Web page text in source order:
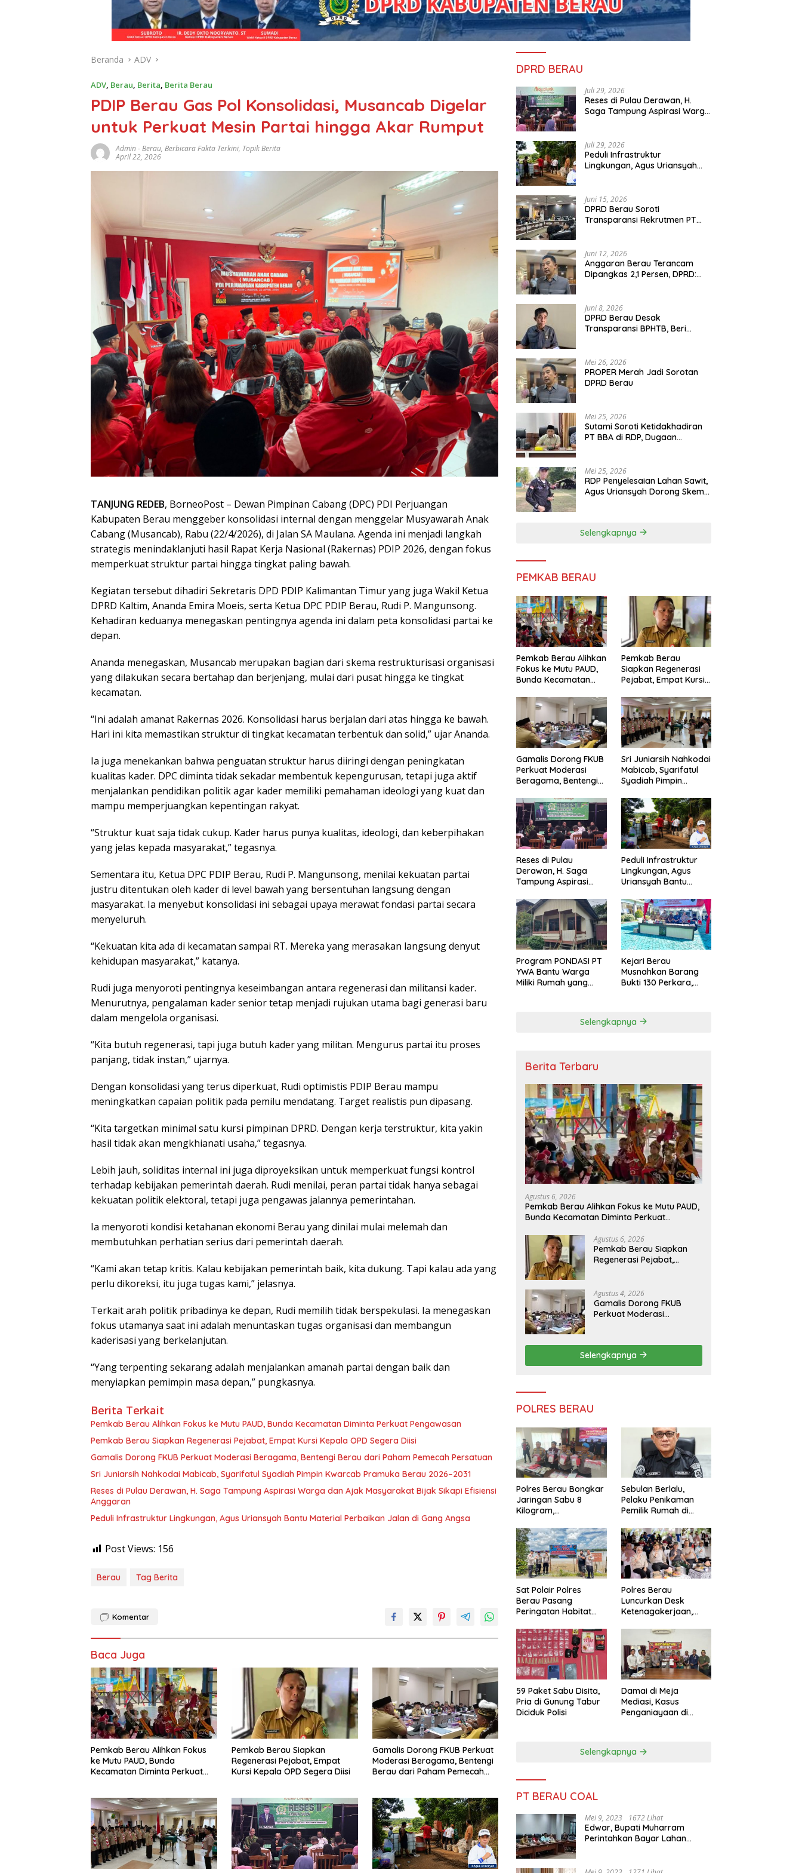
Beranda ADV
ADV, Berau, Berita, Berita Berau
PDIP Berau Gas Pol Konsolidasi, Musancab Digelar
untuk Perkuat Mesin Partai hingga Akar Rumput
Admin-Berau, Berbicara Fakta Terkini, Topik Berita
April 22, 2026
TANJUNG REDEB, BorneoPost – Dewan Pimpinan Cabang (DPC) PDI Perjuangan
Kabupaten Berau menggeber konsolidasi internal dengan menggelar Musyawarah Anak
Cabang (Musancab), Rabu (22/4/2026), di Jalan SA Maulana. Agenda ini menjadi langkah
strategis menindaklanjuti hasil Rapat Kerja Nasional (Rakernas) PDIP 2026, dengan fokus
memperkuat struktur partai hingga tingkat paling bawah.
Kegiatan tersebut dihadiri Sekretaris DPD PDIP Kalimantan Timur yang juga Wakil Ketua
DPRD Kaltim, Ananda Emira Moeis, serta Ketua DPC PDIP Berau, Rudi P. Mangunsong.
Kehadiran keduanya menegaskan pentingnya agenda ini dalam peta konsolidasi partai ke
depan.
Ananda menegaskan, Musancab merupakan bagian dari skema restrukturisasi organisasi
yang dilakukan secara bertahap dan berjenjang, mulai dari pusat hingga ke tingkat
kecamatan.
“Ini adalah amanat Rakernas 2026. Konsolidasi harus berjalan dari atas hingga ke bawah.
Hari ini kita memastikan struktur di tingkat kecamatan terbentuk dan solid,” ujar Ananda.
Ia juga menekankan bahwa penguatan struktur harus diiringi dengan peningkatan
kualitas kader. DPC diminta tidak sekadar membentuk kepengurusan, tetapi juga aktif
menjalankan pendidikan politik agar kader memiliki pemahaman ideologi yang kuat dan
mampu memperjuangkan kepentingan rakyat.
“Struktur kuat saja tidak cukup. Kader harus punya kualitas, ideologi, dan keberpihakan
yang jelas kepada masyarakat,” tegasnya.
Sementara itu, Ketua DPC PDIP Berau, Rudi P. Mangunsong, menilai kekuatan partai
justru ditentukan oleh kader di level bawah yang bersentuhan langsung dengan
masyarakat. Ia menyebut konsolidasi ini sebagai upaya merawat fondasi partai secara
menyeluruh.
“Kekuatan kita ada di kecamatan sampai RT. Mereka yang merasakan langsung denyut
kehidupan masyarakat,” katanya.
Rudi juga menyoroti pentingnya keseimbangan antara regenerasi dan militansi kader.
Menurutnya, pengalaman kader senior tetap menjadi rujukan utama bagi generasi baru
dalam mengelola organisasi.
“Kita butuh regenerasi, tapi juga butuh kader yang militan. Mengurus partai itu proses
panjang, tidak instan,” ujarnya.
Dengan konsolidasi yang terus diperkuat, Rudi optimistis PDIP Berau mampu
meningkatkan capaian politik pada pemilu mendatang. Target realistis pun dipasang.
“Kita targetkan minimal satu kursi pimpinan DPRD. Dengan kerja terstruktur, kita yakin
hasil tidak akan mengkhianati usaha,” tegasnya.
Lebih jauh, soliditas internal ini juga diproyeksikan untuk memperkuat fungsi kontrol
terhadap kebijakan pemerintah daerah. Rudi menilai, peran partai tidak hanya sebagai
kekuatan politik elektoral, tetapi juga pengawas jalannya pemerintahan.
Ia menyoroti kondisi ketahanan ekonomi Berau yang dinilai mulai melemah dan
membutuhkan perhatian serius dari pemerintah daerah.
“Kami akan tetap kritis. Kalau kebijakan pemerintah baik, kita dukung. Tapi kalau ada yang
perlu dikoreksi, itu juga tugas kami,” jelasnya.
Terkait arah politik pribadinya ke depan, Rudi memilih tidak berspekulasi. Ia menegaskan
fokus utamanya saat ini adalah menuntaskan tugas organisasi dan membangun
kaderisasi yang berkelanjutan.
“Yang terpenting sekarang adalah menjalankan amanah partai dengan baik dan
menyiapkan pemimpin masa depan,” pungkasnya.
Berita Terkait
Pemkab Berau Alihkan Fokus ke Mutu PAUD, Bunda Kecamatan Diminta Perkuat Pengawasan
Pemkab Berau Siapkan Regenerasi Pejabat, Empat Kursi Kepala OPD Segera Diisi
Gamalis Dorong FKUB Perkuat Moderasi Beragama, Bentengi Berau dari Paham Pemecah Persatuan
Sri Juniarsih Nahkodai Mabicab, Syarifatul Syadiah Pimpin Kwarcab Pramuka Berau 2026–2031
Reses di Pulau Derawan, H. Saga Tampung Aspirasi Warga dan Ajak Masyarakat Bijak Sikapi Efisiensi
Anggaran
Peduli Infrastruktur Lingkungan, Agus Uriansyah Bantu Material Perbaikan Jalan di Gang Angsa
Post Views: 156
Berau Tag Berita
Komentar
Baca Juga
Pemkab Berau Alihkan Fokus
ke Mutu PAUD, Bunda
Kecamatan Diminta Perkuat
Pemkab Berau Siapkan
Regenerasi Pejabat, Empat
Kursi Kepala OPD Segera Diisi
Gamalis Dorong FKUB Perkuat
Moderasi Beragama, Bentengi
Berau dari Paham Pemecah
DPRD BERAU
Juli 29, 2026
Reses di Pulau Derawan, H.
Saga Tampung Aspirasi Warga
Juli 29, 2026
Peduli Infrastruktur
Lingkungan, Agus Uriansyah
Juni 15, 2026
DPRD Berau Soroti
Transparansi Rekrutmen PT
Juni 12, 2026
Anggaran Berau Terancam
Dipangkas 2,1 Persen, DPRD:
Juni 8, 2026
DPRD Berau Desak
Transparansi BPHTB, Beri
Mei 26, 2026
PROPER Merah Jadi Sorotan
DPRD Berau
Mei 25, 2026
Sutami Soroti Ketidakhadiran
PT BBA di RDP, Dugaan
Mei 25, 2026
RDP Penyelesaian Lahan Sawit,
Agus Uriansyah Dorong Skema
Selengkapnya
PEMKAB BERAU
Pemkab Berau Alihkan
Fokus ke Mutu PAUD,
Bunda Kecamatan
Pengawasan
Pemkab Berau
Siapkan Regenerasi
Pejabat, Empat Kursi
Diisi
Gamalis Dorong FKUB
Perkuat Moderasi
Beragama, Bentengi
Pemecah Persatuan
Sri Juniarsih Nahkodai
Mabicab, Syarifatul
Syadiah Pimpin
Berau 2026–2031
Reses di Pulau
Derawan, H. Saga
Tampung Aspirasi
Masyarakat Bijak
Sikapi Efisiensi
Anggaran
Peduli Infrastruktur
Lingkungan, Agus
Uriansyah Bantu
Jalan di Gang Angsa
Program PONDASI PT
YWA Bantu Warga
Miliki Rumah yang
Kejari Berau
Musnahkan Barang
Bukti 130 Perkara,
Selengkapnya
Berita Terbaru
Agustus 6, 2026
Pemkab Berau Alihkan Fokus ke Mutu PAUD,
Bunda Kecamatan Diminta Perkuat
Agustus 6, 2026
Pemkab Berau Siapkan
Regenerasi Pejabat,
Agustus 4, 2026
Gamalis Dorong FKUB
Perkuat Moderasi
Persatuan
Selengkapnya
POLRES BERAU
Polres Berau Bongkar
Jaringan Sabu 8
Kilogram,
dari Dalam Lapas
Tarakan
Sebulan Berlalu,
Pelaku Penikaman
Pemilik Rumah di
Diburu Polisi
Sat Polair Polres
Berau Pasang
Peringatan Habitat
Polres Berau
Luncurkan Desk
Ketenagakerjaan,
Didorong Tuntas
Lewat Mediasi
59 Paket Sabu Disita,
Pria di Gunung Tabur
Diciduk Polisi
Damai di Meja
Mediasi, Kasus
Penganiayaan di
Selengkapnya
PT BERAU COAL
Mei 9, 2023 1672 Lihat
Edwar, Bupati Muharram
Perintahkan Bayar Lahan